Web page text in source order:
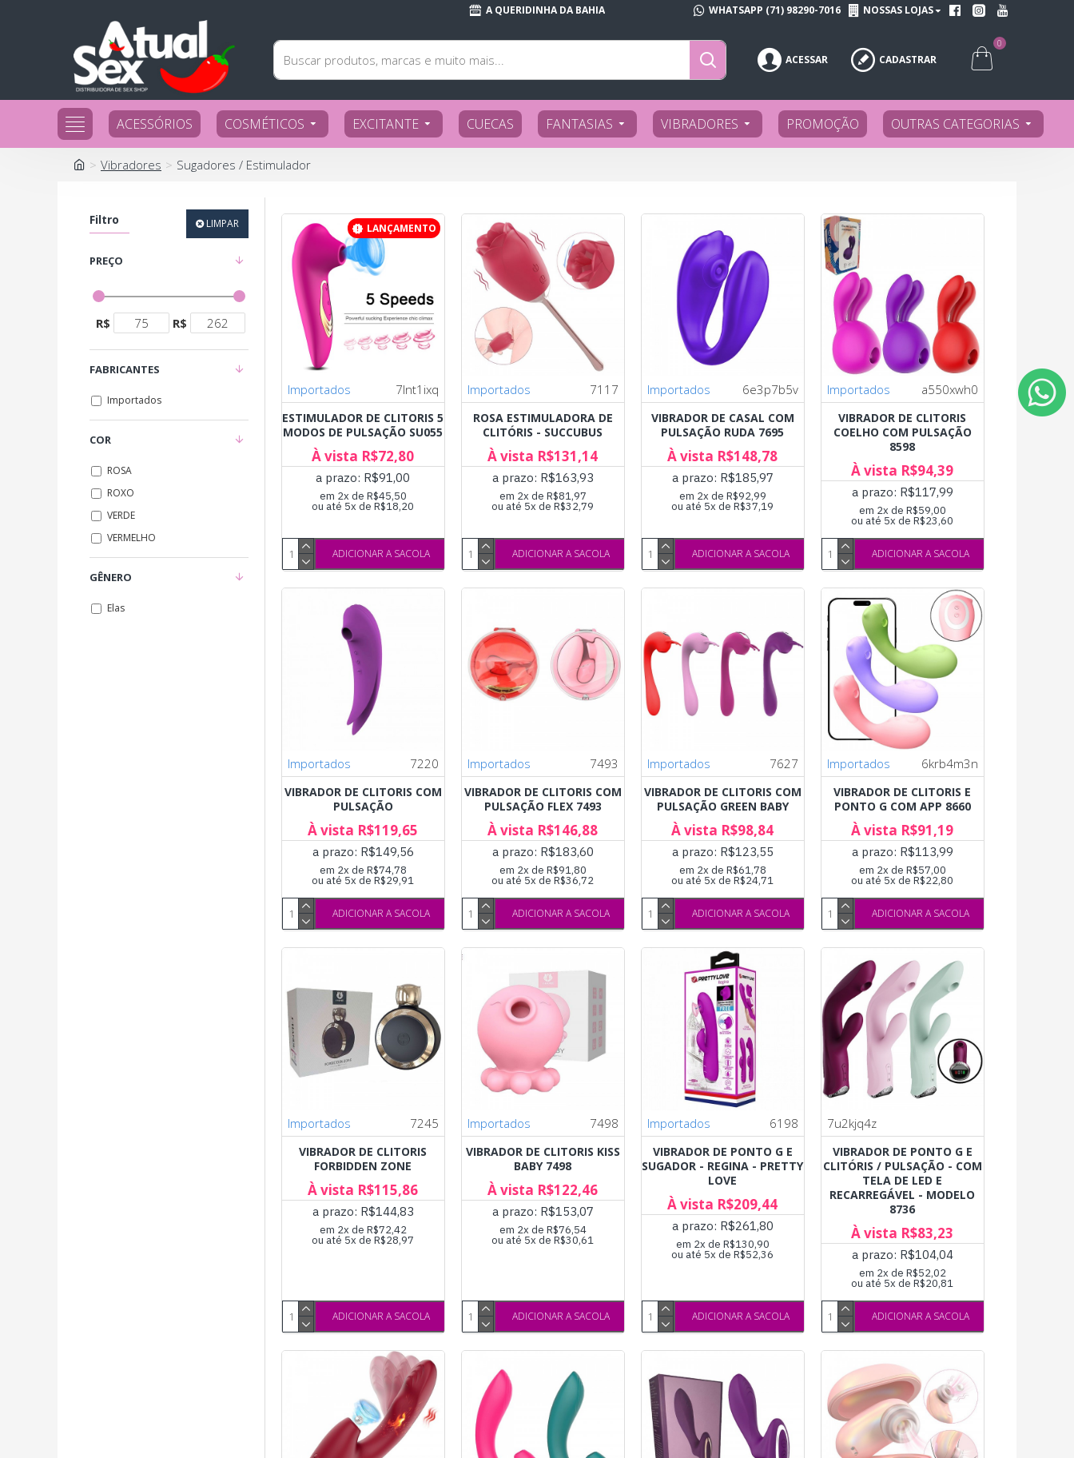
A QUERIDINHA DA BAHIA WHATSAPP (71) 98290-7016 NOSSAS LOJAS
ACESSAR CADASTRAR
0
ACESSÓRIOS COSMÉTICOS EXCITANTE CUECAS FANTASIAS VIBRADORES PROMOÇÃO OUTRAS CATEGORIAS
Vibradores Sugadores / Estimulador
Filtro LIMPAR
PREÇO
R$ R$
FABRICANTES
Importados
COR
ROSA
ROXO
VERDE
VERMELHO
GÊNERO
Elas
LANÇAMENTO
Importados 7lnt1ixq
ESTIMULADOR DE CLITORIS 5
MODOS DE PULSAÇÃO SU055
À vista R$72,80
a prazo: R$91,00
em 2x de R$45,50
ou até 5x de R$18,20
ADICIONAR A SACOLA
Importados 7117
ROSA ESTIMULADORA DE
CLITÓRIS - SUCCUBUS
À vista R$131,14
a prazo: R$163,93
em 2x de R$81,97
ou até 5x de R$32,79
ADICIONAR A SACOLA
Importados 6e3p7b5v
VIBRADOR DE CASAL COM
PULSAÇÃO RUDA 7695
À vista R$148,78
a prazo: R$185,97
em 2x de R$92,99
ou até 5x de R$37,19
ADICIONAR A SACOLA
Importados a550xwh0
VIBRADOR DE CLITORIS
COELHO COM PULSAÇÃO
8598
À vista R$94,39
a prazo: R$117,99
em 2x de R$59,00
ou até 5x de R$23,60
ADICIONAR A SACOLA
Importados 7220
VIBRADOR DE CLITORIS COM
PULSAÇÃO
À vista R$119,65
a prazo: R$149,56
em 2x de R$74,78
ou até 5x de R$29,91
ADICIONAR A SACOLA
Importados 7493
VIBRADOR DE CLITORIS COM
PULSAÇÃO FLEX 7493
À vista R$146,88
a prazo: R$183,60
em 2x de R$91,80
ou até 5x de R$36,72
ADICIONAR A SACOLA
Importados 7627
VIBRADOR DE CLITORIS COM
PULSAÇÃO GREEN BABY
À vista R$98,84
a prazo: R$123,55
em 2x de R$61,78
ou até 5x de R$24,71
ADICIONAR A SACOLA
Importados 6krb4m3n
VIBRADOR DE CLITORIS E
PONTO G COM APP 8660
À vista R$91,19
a prazo: R$113,99
em 2x de R$57,00
ou até 5x de R$22,80
ADICIONAR A SACOLA
Importados 7245
VIBRADOR DE CLITORIS
FORBIDDEN ZONE
À vista R$115,86
a prazo: R$144,83
em 2x de R$72,42
ou até 5x de R$28,97
ADICIONAR A SACOLA
Importados 7498
VIBRADOR DE CLITORIS KISS
BABY 7498
À vista R$122,46
a prazo: R$153,07
em 2x de R$76,54
ou até 5x de R$30,61
ADICIONAR A SACOLA
Importados 6198
VIBRADOR DE PONTO G E
SUGADOR - REGINA - PRETTY
LOVE
À vista R$209,44
a prazo: R$261,80
em 2x de R$130,90
ou até 5x de R$52,36
ADICIONAR A SACOLA
7u2kjq4z
VIBRADOR DE PONTO G E
CLITÓRIS / PULSAÇÃO - COM
TELA DE LED E
RECARREGÁVEL - MODELO
8736
À vista R$83,23
a prazo: R$104,04
em 2x de R$52,02
ou até 5x de R$20,81
ADICIONAR A SACOLA